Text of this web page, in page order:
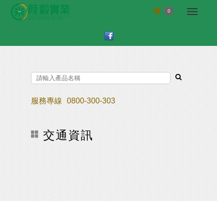
0
Select Language▼
服務專線 0800-300-303
交通資訊